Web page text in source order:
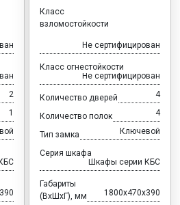
2
1
Класс
взломостойкости
Не сертифицирован
Класс огнестойкости
Не сертифицирован
Количество дверей 4
Количество полок 4
Тип замка Ключевой
Серия шкафа
Шкафы серии КБС
Габариты
(ВхШхГ), мм
1800x470x390